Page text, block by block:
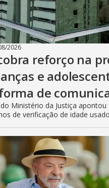
2026
reforço na
e
de
Ministério da Justiça apontou
de verificação de idade